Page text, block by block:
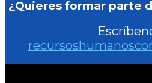
¿Quieres formar parte